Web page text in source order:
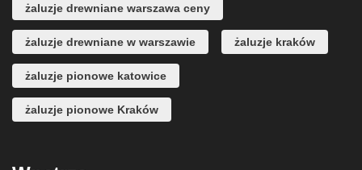
żaluzje drewniane warszawa ceny
żaluzje drewniane w warszawie żaluzje kraków
żaluzje pionowe katowice
żaluzje pionowe Kraków